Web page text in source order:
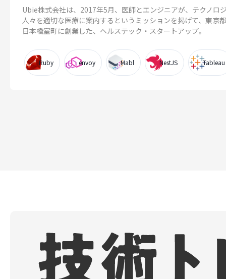
Ubie株式会社は、2017年5月、医師とエンジニアが、テクノロ
人々を適切な医療に案内するというミッションを掲げて、東京
日本橋室町に創業した、ヘルステック・スタートアップ。
Ruby envoy Mabl NestJS Tableau